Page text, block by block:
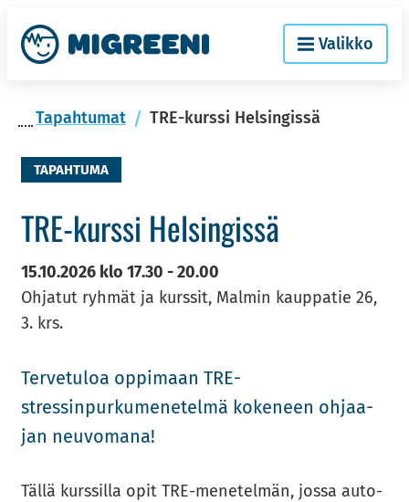
ry
si­
töön
Etusi­
vu
Valikko
Ta­pah­tu­mat TRE-kurssi Helsingissä
TAPAHTUMA
TRE-​kurssi Hel­sin­gis­sä
15.10.2026 klo 17.30 -20.00
Ohjatut ryhmät ja kurssit, Malmin kauppatie 26,
3. krs.
Ter­ve­tu­loa op­pi­maan TRE-​​
stressinpurkumenetelmä ko­ke­neen oh­jaa­
jan neu­vo­ma­na!
Tällä kurs­sil­la opit TRE-​​menetelmän, jossa au­to­